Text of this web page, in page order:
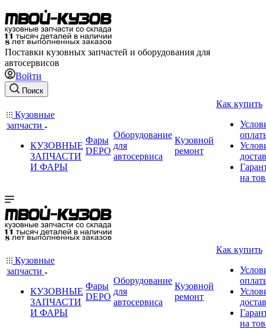
Поставки кузовных запчастей и оборудования для
автосервисов
Войти
Поиск
Кузовные
запчасти
КУЗОВНЫЕ
ЗАПЧАСТИ
И ФАРЫ
Фары
DEPO
Оборудование
для
автосервиса
Кузовной
ремонт
Как купить
на
Кузовные
запчасти
КУЗОВНЫЕ
ЗАПЧАСТИ
И ФАРЫ
Фары
DEPO
Оборудование
для
автосервиса
Кузовной
ремонт
Как купить
на